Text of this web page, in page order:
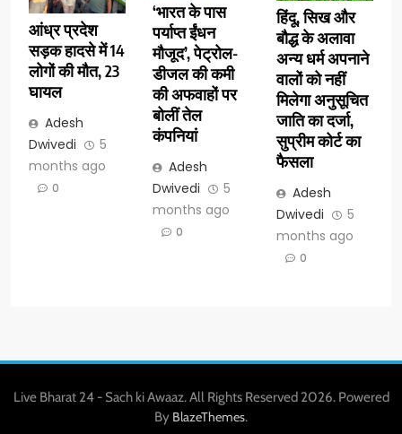
आंध्र प्रदेश
सड़क हादसे में 14
लोगों की मौत, 23
घायल
Adesh
Dwivedi
5
months ago
0
‘भारत के पास
पर्याप्त ईंधन
मौजूद’, पेट्रोल-
डीजल की कमी
की अफवाहों पर
बोलीं तेल
कंपनियां
Adesh
Dwivedi
5
months ago
0
हिंदू, सिख और
बौद्ध के अलावा
अन्य धर्म अपनाने
वालों को नहीं
मिलेगा अनुसूचित
जाति का दर्जा,
सुप्रीम कोर्ट का
फैसला
Adesh
Dwivedi
5
months ago
0
Live Bharat 24 - Sach ki Awaaz. All Rights Reserved 2026. Powered
By BlazeThemes.